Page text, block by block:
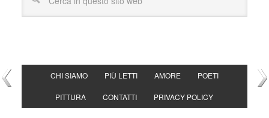
CHI SIAMO PIÙ LETTI AMORE POETI
PITTURA CONTATTI PRIVACY POLICY